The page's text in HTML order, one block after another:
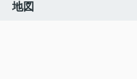
地図